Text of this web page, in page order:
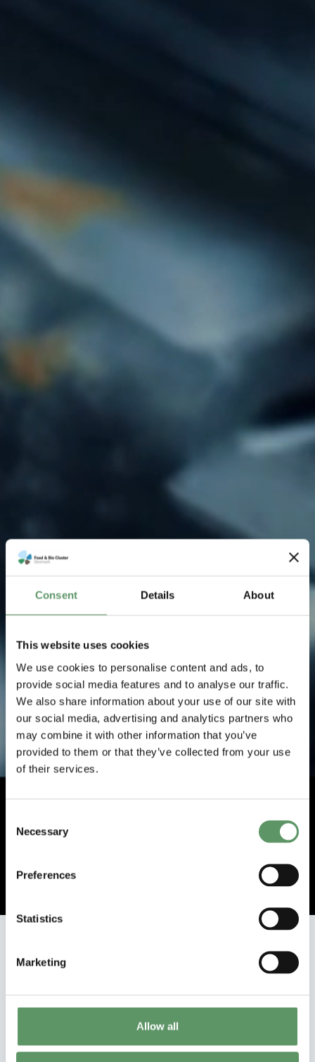
Consent Details About
This website uses cookies
We use cookies to personalise content and ads, to
provide social media features and to analyse our traffic.
We also share information about your use of our site with
our social media, advertising and analytics partners who
may combine it with other information that you’ve
provided to them or that they’ve collected from your use
of their services.
Selection
Necessary
Preferences
Statistics
Marketing
Allow all
og bæredygtig udvikling inden for
Seneste nyt